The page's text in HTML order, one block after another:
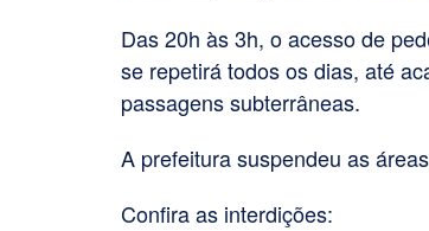
Das 20h às 3h, o acesso de
se repetirá todos os dias, até
passagens subterrâneas.
A prefeitura suspendeu as
Confira as interdições: